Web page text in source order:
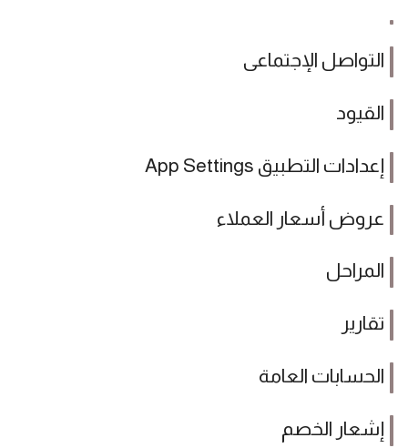
التواصل الإجتماعى
القيود
إعدادات التطبيق App Settings
عروض أسعار العملاء
المراحل
تقارير
الحسابات العامة
إشعار الخصم